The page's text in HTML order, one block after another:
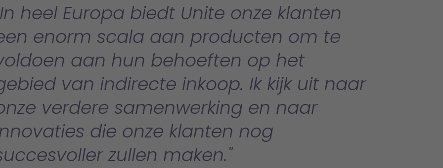
In heel Europa biedt Unite onze klanten
enorm scala aan producten om te
aan hun behoeften op het
van indirecte inkoop. Ik kijk uit naar
verdere samenwerking en naar
die onze klanten nog
zullen maken.